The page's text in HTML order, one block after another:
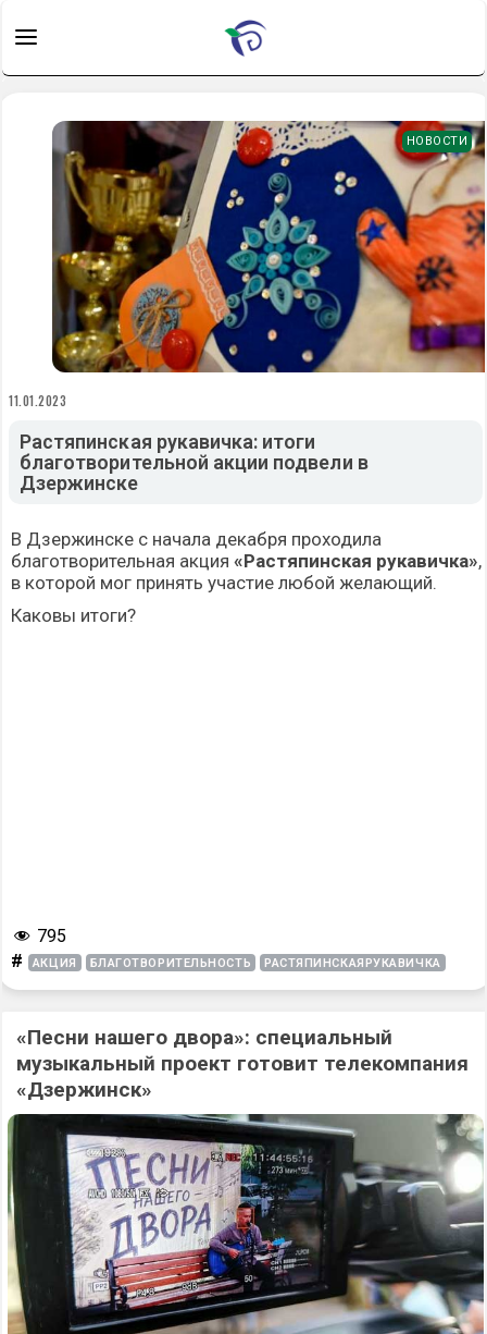
НОВОСТИ
11.01.2023
Растяпинская рукавичка: итоги
благотворительной акции подвели в
Дзержинске
В Дзержинске с начала декабря проходила
благотворительная акция «Растяпинская рукавичка»,
в которой мог принять участие любой желающий.
Каковы итоги?
795
# АКЦИЯ БЛАГОТВОРИТЕЛЬНОСТЬ РАСТЯПИНСКАЯРУКАВИЧКА
«Песни нашего двора»: специальный
музыкальный проект готовит телекомпания
«Дзержинск»